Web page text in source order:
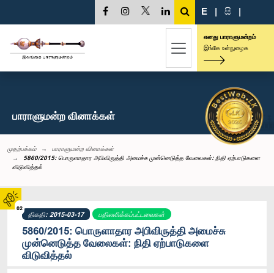
02
E | සි |
எனது பாராளுமன்றம்
இங்கே உள்நுழைக
பாராளுமன்ற வினாக்கள்
முதற்பக்கம்
பாராளுமன்ற வினாக்கள்
5860/2015: பொருளாதார அபிவிருத்தி அமைச்சு முன்னெடுத்த வேலைகள்: நிதி ஏற்பாடுகளை
விடுவித்தல்
திகதி: 2015-03-17 பதிலளிக்கப்பட்டவைகள்
5860/2015: பொருளாதார அபிவிருத்தி அமைச்சு
முன்னெடுத்த வேலைகள்: நிதி ஏற்பாடுகளை
விடுவித்தல்